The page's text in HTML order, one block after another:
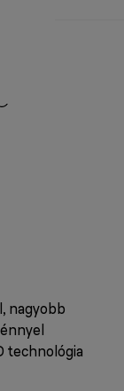
nagyobb
technológia